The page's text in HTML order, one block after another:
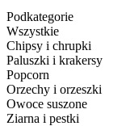
Podkategorie
Wszystkie
Chipsy i chrupki
Paluszki i krakersy
Popcorn
Orzechy i orzeszki
Owoce suszone
Ziarna i pestki